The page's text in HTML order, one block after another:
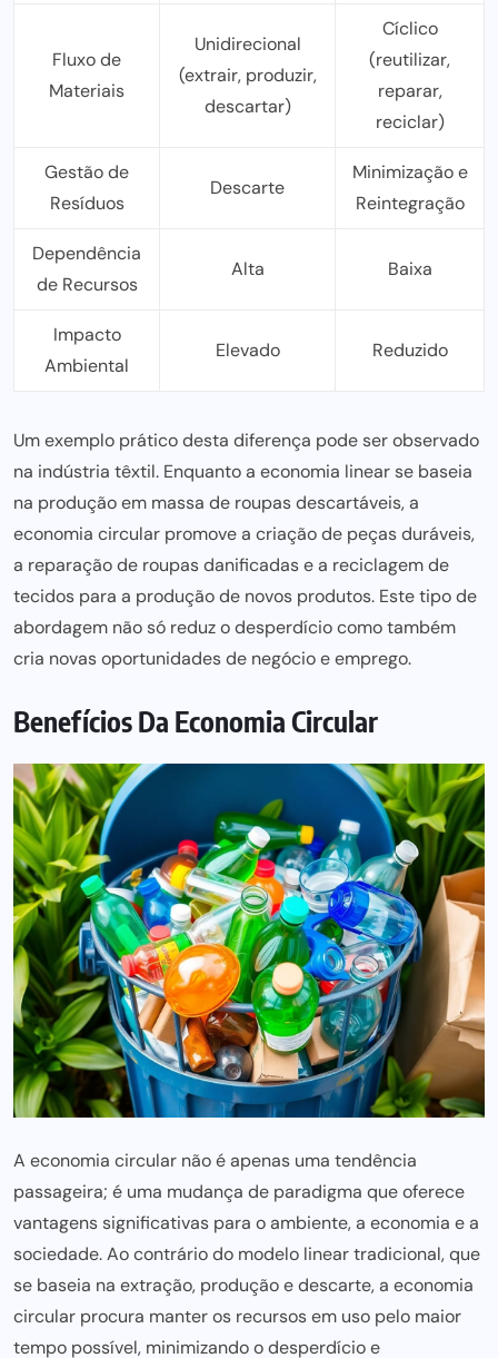
Fluxo de
Materiais
Unidirecional
(extrair, produzir,
descartar)
Cíclico
(reutilizar,
reparar,
reciclar)
Gestão de
Resíduos
Descarte
Minimização e
Reintegração
Dependência
de Recursos
Alta Baixa
Impacto
Ambiental
Elevado Reduzido
Um exemplo prático desta diferença pode ser observado
na indústria têxtil. Enquanto a economia linear se baseia
na produção em massa de roupas descartáveis, a
economia circular promove a criação de peças duráveis,
a reparação de roupas danificadas e a reciclagem de
tecidos para a produção de novos produtos. Este tipo de
abordagem não só reduz o desperdício como também
cria novas oportunidades de negócioe emprego.
Benefícios Da Economia Circular
A economia circular não é apenas uma tendência
passageira; é uma mudança de paradigma que oferece
vantagens significativas para o ambiente, a economia e a
sociedade. Ao contrário do modelo linear tradicional, que
se baseia na extração, produção e descarte, a economia
circular procura manter os recursos em uso pelo maior
tempo possível, minimizando o desperdício e